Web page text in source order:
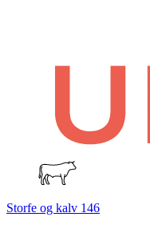
Storfe og kalv 146